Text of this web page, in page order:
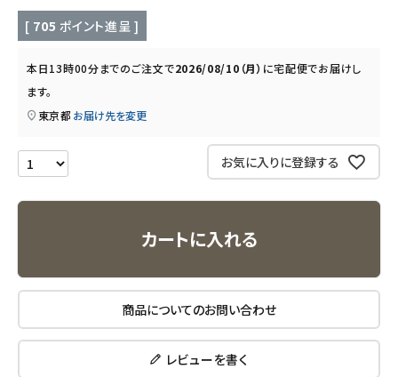
ブランド
定期購入
ナチュラムーン
[ 705 ポイント進呈 ]
本日13時00分までのご注文で2026/08/10（月） に宅配便でお届けし
ます。
東京都 お届け先を変更
お気に入りに登録する
カートに入れる
商品についてのお問い合わせ
レビューを書く